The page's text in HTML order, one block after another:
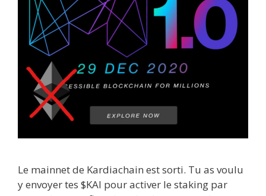
Le mainnet de Kardiachain est sorti. Tu as voulu
y envoyer tes $KAI pour activer le staking par